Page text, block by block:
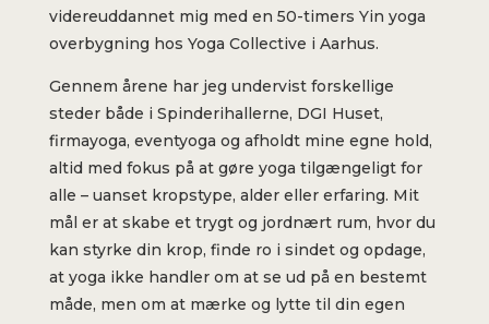
videreuddannet mig med en 50-timers Yin yoga
overbygning hos Yoga Collective i Aarhus.
Gennem årene har jeg undervist forskellige
steder både i Spinderihallerne, DGI Huset,
firmayoga, eventyoga og afholdt mine egne hold,
altid med fokus på at gøre yoga tilgængeligt for
alle – uanset kropstype, alder eller erfaring. Mit
mål er at skabe et trygt og jordnært rum, hvor du
kan styrke din krop, finde ro i sindet og opdage,
at yoga ikke handler om at se ud på en bestemt
måde, men om at mærke og lytte til din egen